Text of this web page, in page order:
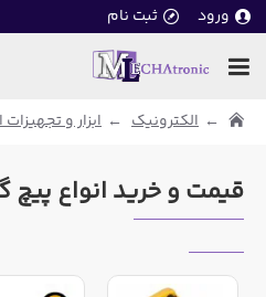
ورود ثبت نام
الکترونیک ابزار و
قیمت و خرید انواع